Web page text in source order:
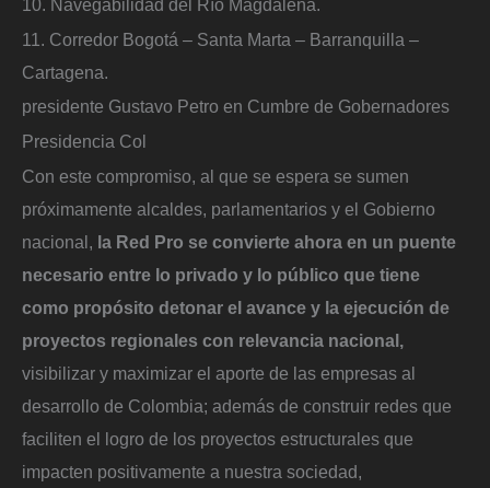
10. Navegabilidad del Río Magdalena.
11. Corredor Bogotá – Santa Marta – Barranquilla –
Cartagena.
presidente Gustavo Petro en Cumbre de Gobernadores
Presidencia Col
Con este compromiso, al que se espera se sumen
próximamente alcaldes, parlamentarios y el Gobierno
nacional, la Red Pro se convierte ahora en un puente
necesario entre lo privado y lo público que tiene
como propósito detonar el avance y la ejecución de
proyectos regionales con relevancia nacional,
visibilizar y maximizar el aporte de las empresas al
desarrollo de Colombia; además de construir redes que
faciliten el logro de los proyectos estructurales que
impacten positivamente a nuestra sociedad,